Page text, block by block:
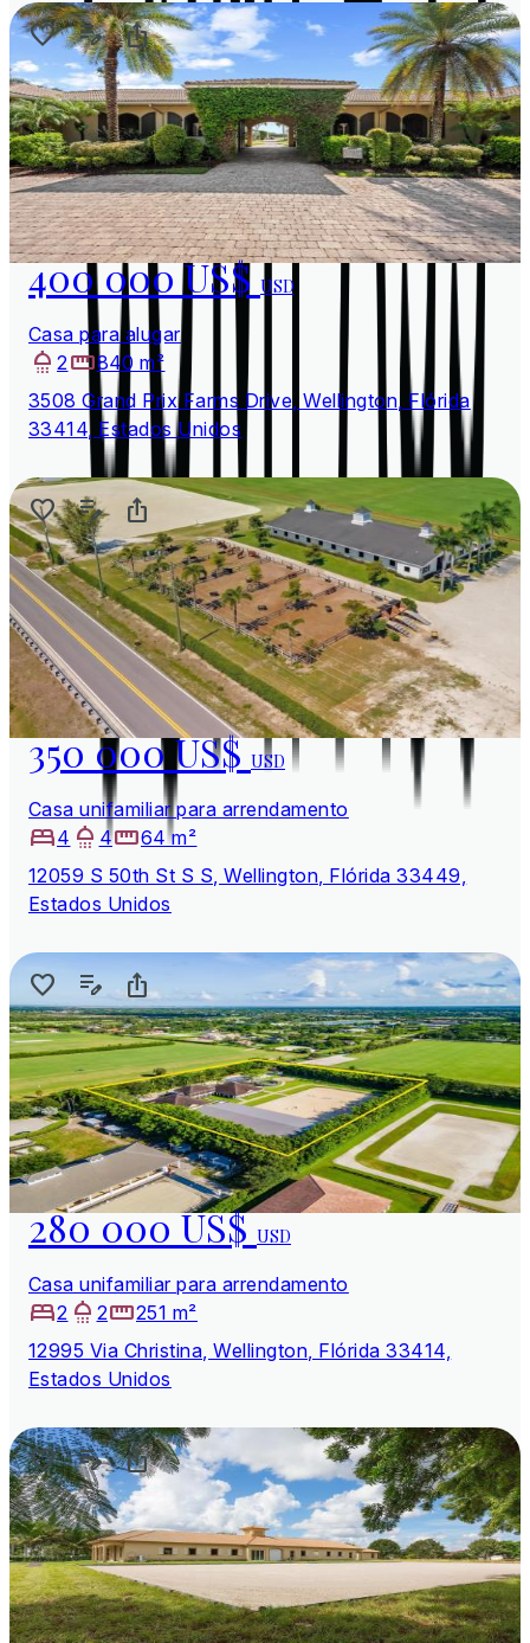
400 000 US$USD
Casa para alugar
2
840 m²
3508 Grand Prix Farms Drive, Wellington, Flórida
33414, Estados Unidos
350 000 US$USD
Casa unifamiliar para arrendamento
4
4
64 m²
12059 S 50th St S S, Wellington, Flórida 33449,
Estados Unidos
280 000 US$USD
Casa unifamiliar para arrendamento
2
2
251 m²
12995 Via Christina, Wellington, Flórida 33414,
Estados Unidos